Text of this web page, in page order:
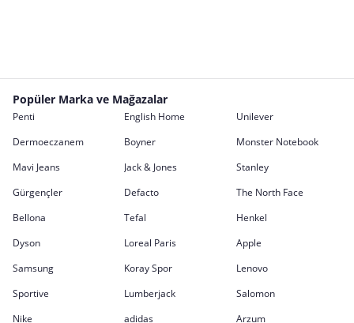
Popüler Marka ve Mağazalar
Penti English Home
Unilever
Dermoeczanem
Boyner
Monster Notebook
Mavi Jeans
Jack & Jones
Stanley
Gürgençler
Defacto
The North Face
Bellona
Tefal
Henkel
Dyson
Loreal Paris
Apple
Samsung
Koray Spor
Lenovo
Sportive
Lumberjack
Salomon
Nike
adidas Arzum